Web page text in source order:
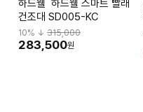
하드웰 하드웰 스마트 빨래
건조대 SD005-KC
10% ↓ 315,000
283,500원